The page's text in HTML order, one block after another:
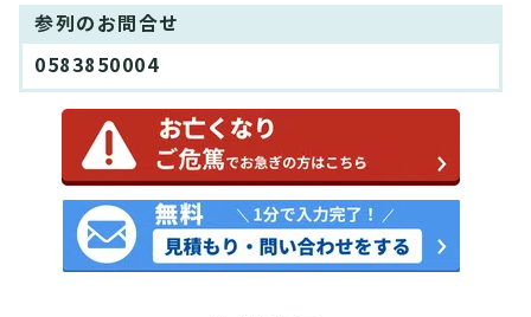
参列のお問合せ
0583850004